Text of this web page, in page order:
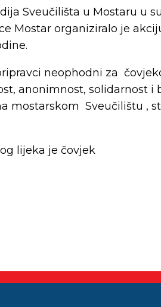
Sveučilišta u Mostaru u
Mostar organiziralo je
neophodni za
anonimnost, solidarnost
mostarskom Sveučilištu ,
lijeka je čovjek